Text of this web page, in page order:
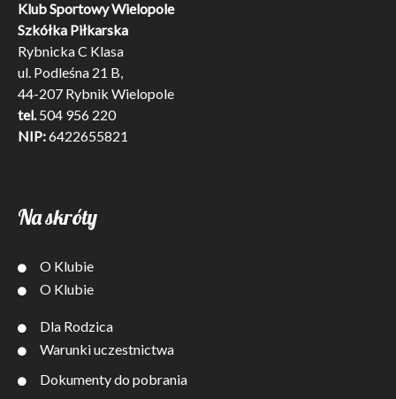
Klub Sportowy Wielopole
Szkółka Piłkarska
Rybnicka C Klasa
ul. Podleśna 21 B,
44-207 Rybnik Wielopole
tel.504 956 220
NIP:6422655821
Na skróty
O Klubie
O Klubie
Dla Rodzica
Warunki uczestnictwa
Dokumenty do pobrania